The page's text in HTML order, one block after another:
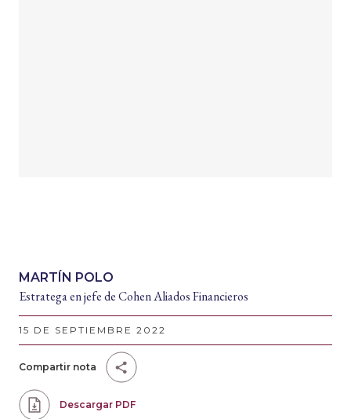
MARTÍN POLO
Estratega en jefe de Cohen Aliados Financieros
15 DE SEPTIEMBRE 2022
Compartir nota
Descargar PDF